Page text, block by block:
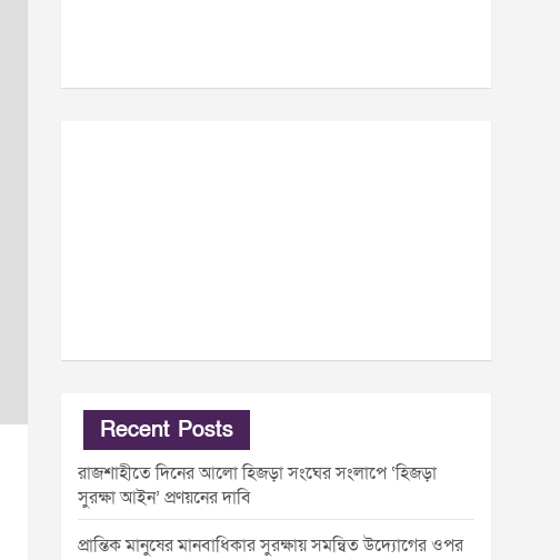
Recent Posts
রাজশাহীতে দিনের আলো হিজড়া সংঘের সংলাপে ‘হিজড়া
সুরক্ষা আইন’ প্রণয়নের দাবি
প্রান্তিক মানুষের মানবাধিকার সুরক্ষায় সমন্বিত উদ্যোগের ওপর